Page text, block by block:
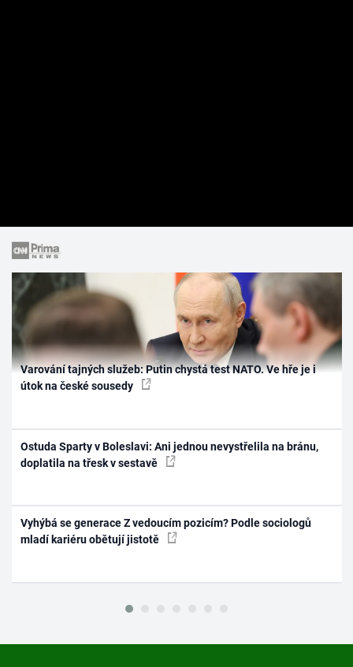
Varování tajných služeb: Putin chystá test NATO. Ve hře je i
útok na české sousedy
Ostuda Sparty v Boleslavi: Ani jednou nevystřelila na bránu,
doplatila na třesk v sestavě
Vyhýbá se generace Z vedoucím pozicím? Podle sociologů
mladí kariéru obětují jistotě